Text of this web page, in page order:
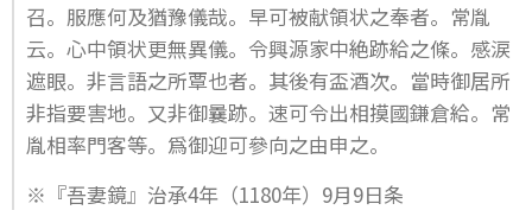
召。服應何及猶豫儀哉。早可被献領状之奉者。常胤
云。心中領状更無異儀。令興源家中絶跡給之條。感涙
遮眼。非言語之所覃也者。其後有盃酒次。當時御居所
非指要害地。又非御曩跡。速可令出相摸國鎌倉給。常
胤相率門客等。爲御迎可參向之由申之。
※『吾妻鏡』治承4年（1180年）9月9日条